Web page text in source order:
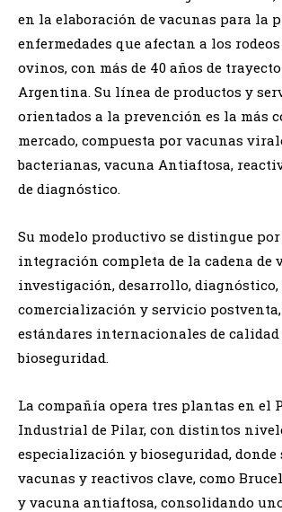
en la elaboración de vacunas para la
enfermedades que afectan a los
ovinos, con más de 40 años de
Argentina. Su línea de productos y
orientados a la prevención es la más
mercado, compuesta por vacunas
bacterianas, vacuna Antiaftosa,
de diagnóstico.
Su modelo productivo se distingue
integración completa de la cadena de
investigación, desarrollo,
comercialización y servicio postventa,
estándares internacionales de calidad
bioseguridad.
La compañía opera tres plantas en el
Industrial de Pilar, con distintos
especialización y bioseguridad, donde
vacunas y reactivos clave, como
y vacuna antiaftosa, consolidando